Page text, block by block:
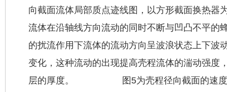
向截面流体局部质点迹线图，以方形截面换热器
流体在沿轴线方向流动的同时不断与凹凸不平的
的扰流作用下流体的流动方向呈波浪状态上下波
变化，这种流动的出现提高壳程流体的湍动强度
层的厚度。 图5为壳程径向截面的速度矢